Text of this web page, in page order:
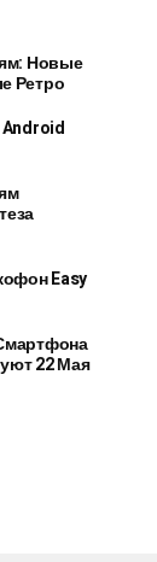
Новые
Ретро
Easy
22 Мая